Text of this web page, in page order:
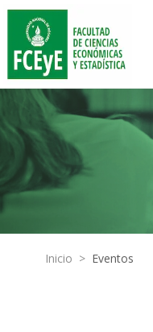
Inicio > Eventos